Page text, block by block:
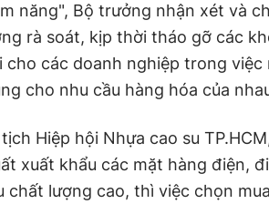
năng", Bộ trưởng nhận xét và
rà soát, kịp thời tháo gỡ các
các doanh nghiệp trong việc
cho nhu cầu hàng hóa của
Hiệp hội Nhựa cao su
xuất khẩu các mặt hàng điện,
lượng cao, thì việc chọn mua